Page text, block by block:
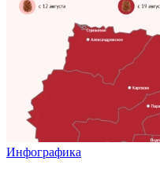
Инфографика